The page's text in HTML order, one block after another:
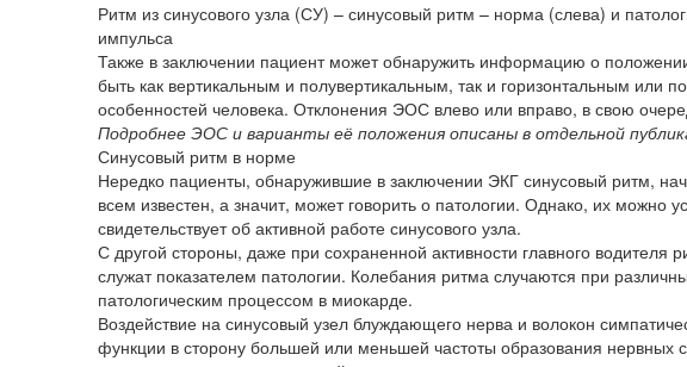
Ритм из синусового узла (СУ) – синусовый ритм – норма (слева) и
импульса
Также в заключении пациент может обнаружить информацию о
быть как вертикальным и полувертикальным, так и горизонтальным или
особенностей человека. Отклонения ЭОС влево или вправо, в свою
Подробнее ЭОС и варианты её положения описаны в отдельной
Синусовый ритм в норме
Нередко пациенты, обнаружившие в заключении ЭКГ синусовый ритм,
всем известен, а значит, может говорить о патологии. Однако, их можно
свидетельствует об активной работе синусового узла.
С другой стороны, даже при сохраненной активности главного
служат показателем патологии. Колебания ритма случаются при
патологическим процессом в миокарде.
Воздействие на синусовый узел блуждающего нерва и волокон
функции в сторону большей или меньшей частоты образования нервных